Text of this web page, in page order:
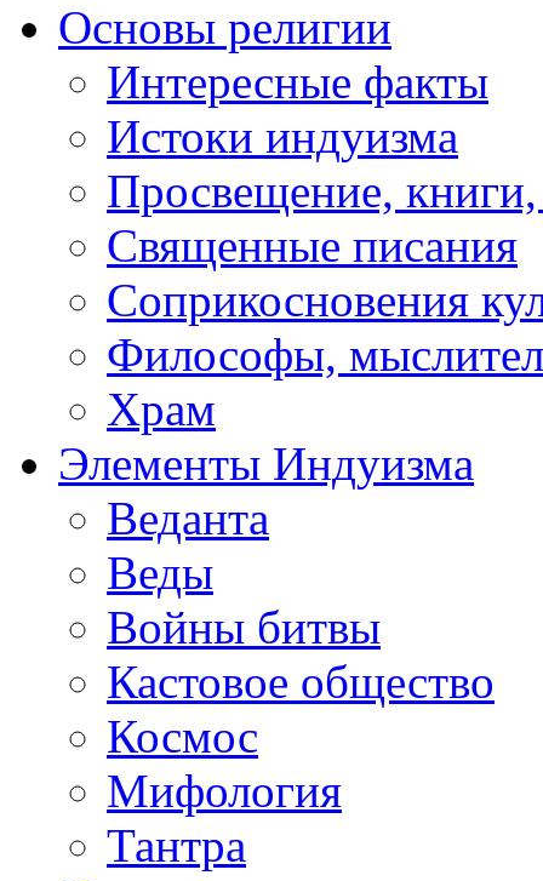
Основы религии
Интересные факты
Истоки индуизма
Просвещение, книги,
Священные писания
Соприкосновения
Философы,
Храм
Элементы Индуизма
Веданта
Веды
Войны битвы
Кастовое общество
Космос
Мифология
Тантра